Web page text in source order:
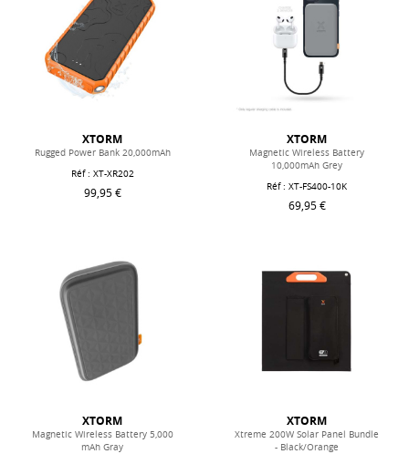
XTORM
Rugged Power Bank 20,000mAh
Réf : XT-XR202
99,95 €
XTORM
Magnetic Wireless Battery
10,000mAh Grey
Réf : XT-FS400-10K
69,95 €
XTORM
Magnetic Wireless Battery 5,000
mAh Gray
XTORM
Xtreme 200W Solar Panel Bundle
- Black/Orange